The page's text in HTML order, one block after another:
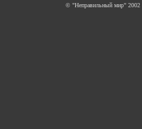
© "Неправильный мир" 2002